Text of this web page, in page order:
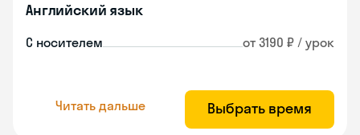
Английский язык
С носителем от 3190 ₽ / урок
Читать дальше Выбрать время